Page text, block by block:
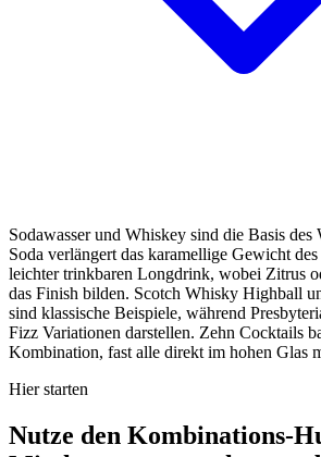
Sodawasser und Whiskey sind die Basis
Soda verlängert das karamellige Gewicht
leichter trinkbaren Longdrink, wobei Zitrus
das Finish bilden. Scotch Whisky Highball
sind klassische Beispiele, während
Fizz Variationen darstellen. Zehn Cocktails
Kombination, fast alle direkt im hohen Glas
Hier starten
Nutze den Kombinations-